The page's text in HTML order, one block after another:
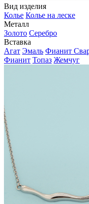
Вид изделия
Колье Колье на леске
Металл
Золото Серебро
Вставка
Агат Эмаль Фианит
Фианит Топаз Жемчуг